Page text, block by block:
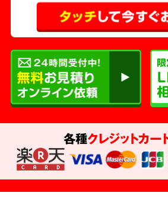
各種クレジットカー